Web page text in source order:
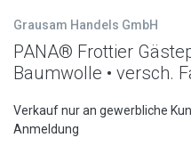
Grausam Handels GmbH
PANA® Frottier
Baumwolle • versch.
Verkauf nur an gewerbliche
Anmeldung